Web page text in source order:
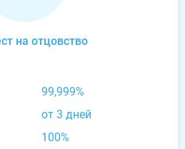
на отцовство
99,999%
от 3 дней
100%